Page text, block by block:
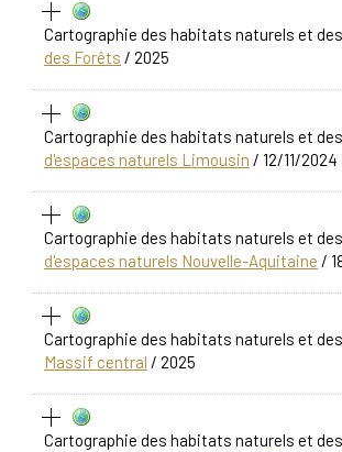
Cartographie des habitats naturels et des
des Forêts / 2025
Cartographie des habitats naturels et
d'espaces naturels Limousin / 12/11/2024
Cartographie des habitats naturels et des
d'espaces naturels Nouvelle-Aquitaine /
Cartographie des habitats naturels et des
Massif central / 2025
Cartographie des habitats naturels et